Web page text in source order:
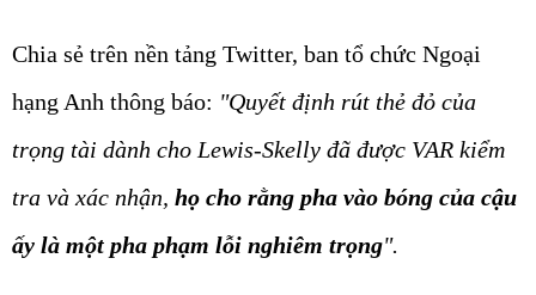
Chia sẻ trên nền tảng Twitter, ban tổ chức Ngoại
hạng Anh thông báo: "Quyết định rút thẻ đỏ của
trọng tài dành cho Lewis-Skelly đã được VAR kiểm
tra và xác nhận, họ cho rằng pha vào bóng của cậu
ấy là một pha phạm lỗi nghiêm trọng".